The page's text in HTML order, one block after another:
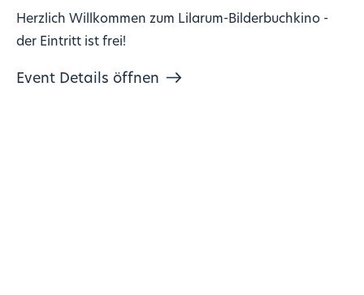
Herzlich Willkommen zum Lilarum-Bilderbuchkino -
der Eintritt ist frei!
Event Details öffnen